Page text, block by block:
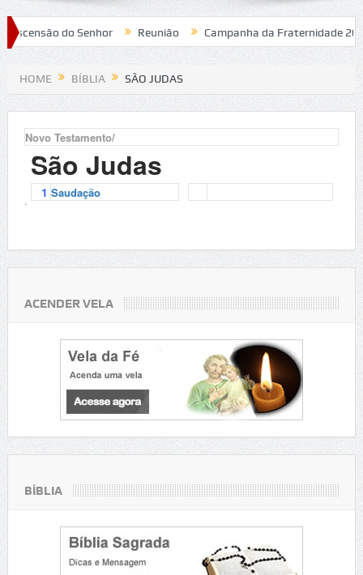
do Senhor Reunião Campanha da Fraternidade 2020
HOME BÍBLIA SÃO JUDAS
Novo Testamento/
São Judas
. 1 Saudação
ACENDER VELA
BÍBLIA